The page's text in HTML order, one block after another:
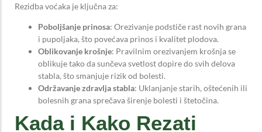
Rezidba voćaka je ključna za:
Poboljšanje prinosa: Orezivanje podstiče rast novih grana
i pupoljaka, što povećava prinos i kvalitet plodova.
Oblikovanje krošnje: Pravilnim orezivanjem krošnja se
oblikuje tako da sunčeva svetlost dopire do svih delova
stabla, što smanjuje rizik od bolesti.
Održavanje zdravlja stabla: Uklanjanje starih, oštećenih ili
bolesnih grana sprečava širenje bolesti i štetočina.
Kada i Kako Rezati